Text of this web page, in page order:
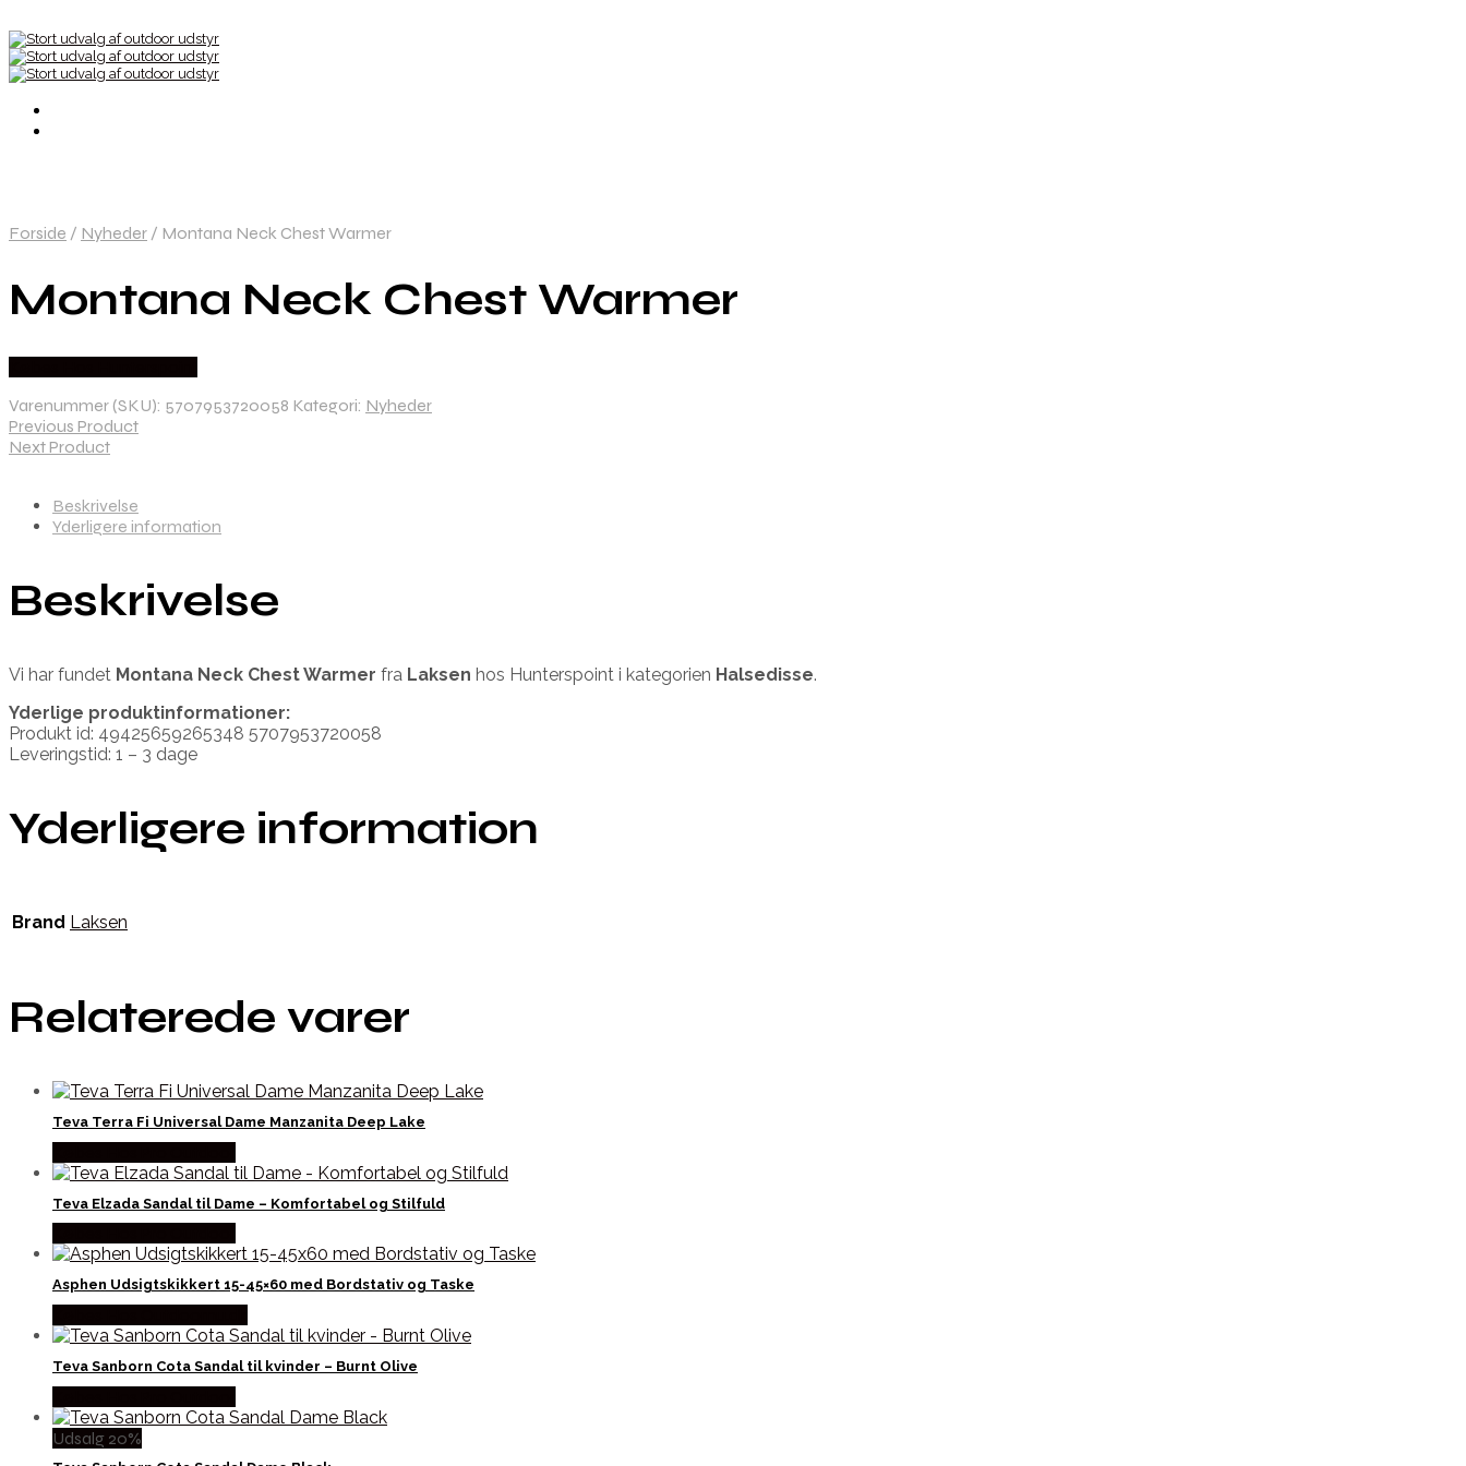
Forside / Nyheder / Montana Neck Chest Warmer
Montana Neck Chest Warmer
Varenummer (SKU): 5707953720058 Kategori: Nyheder
Previous Product
Next Product
Beskrivelse
Yderligere information
Beskrivelse
Vi har fundet Montana Neck Chest Warmer fra Laksen hos Hunterspoint i kategorien Halsedisse.
Yderlige produktinformationer:
Produkt id: 49425659265348 5707953720058
Leveringstid: 1 – 3 dage
Yderligere information
Brand Laksen
Relaterede varer
Teva Terra Fi Universal Dame Manzanita Deep Lake
Teva Elzada Sandal til Dame – Komfortabel og Stilfuld
Asphen Udsigtskikkert 15-45×60 med Bordstativ og Taske
Teva Sanborn Cota Sandal til kvinder – Burnt Olive
Udsalg 20%